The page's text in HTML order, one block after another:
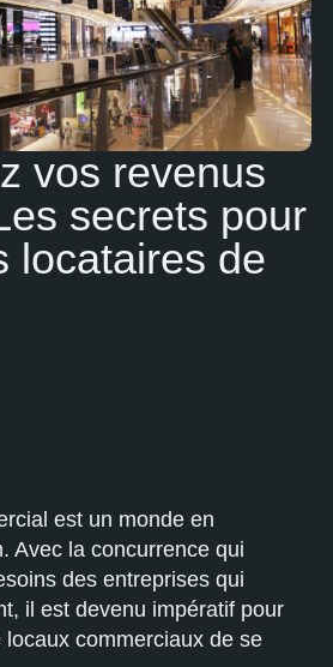
vos revenus
secrets pour
locataires de
est un monde en
Avec la concurrence qui
des entreprises qui
il est devenu impératif pour
locaux commerciaux de se